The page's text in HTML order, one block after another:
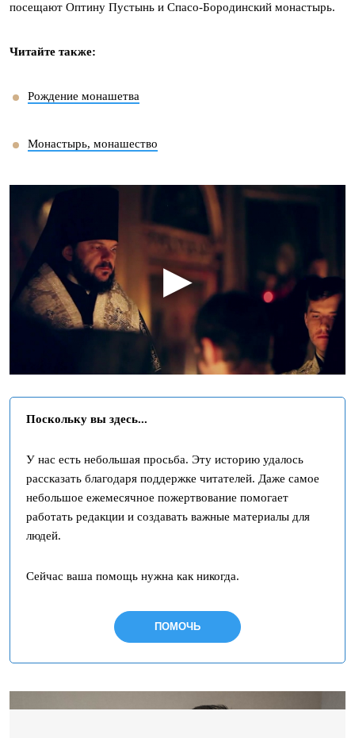
посещают Оптину Пустынь и Спасо-Бородинский монастырь.
Читайте также:
Рождение монашетва
Монастырь, монашество
▶
Поскольку вы здесь...
У нас есть небольшая просьба. Эту историю удалось
рассказать благодаря поддержке читателей. Даже самое
небольшое ежемесячное пожертвование помогает
работать редакции и создавать важные материалы для
людей.
Сейчас ваша помощь нужна как никогда.
ПОМОЧЬ